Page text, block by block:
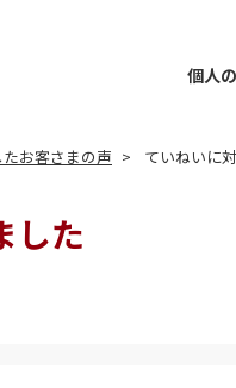
個人
お客さまの声 ていねいに
した